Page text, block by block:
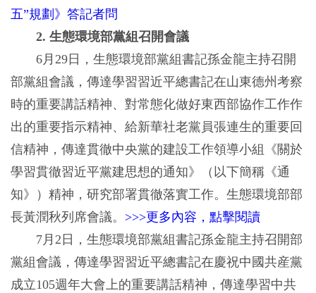
五”規劃》答記者問
2. 生態環境部黨組召開會議
6月29日，生態環境部黨組書記孫金龍主持召開
部黨組會議，傳達學習習近平總書記在山東德州考察
時的重要講話精神、對常態化做好東西部協作工作作
出的重要指示精神、給新華社老黨員張連生的重要回
信精神，傳達貫徹中央黨的建設工作領導小組《關於
學習貫徹習近平黨建思想的通知》（以下簡稱《通
知》）精神，研究部署貫徹落實工作。生態環境部部
長黃潤秋列席會議。 >>>更多內容，點擊閱讀
7月2日，生態環境部黨組書記孫金龍主持召開部
黨組會議，傳達學習習近平總書記在慶祝中國共産黨
成立105週年大會上的重要講話精神，傳達學習中共